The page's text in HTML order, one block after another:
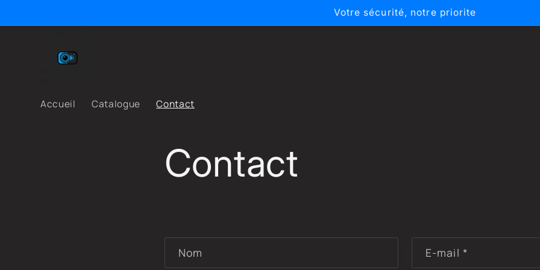
au
Votre sécurité, notre priorite
Accueil Catalogue Contact
Contact
Nom E-mail *